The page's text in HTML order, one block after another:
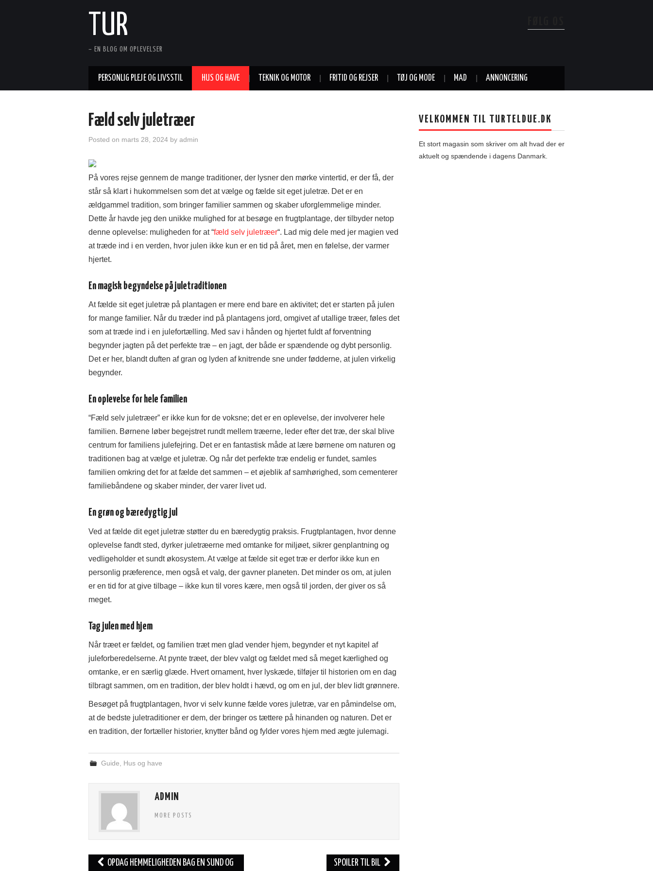
TUR
– EN BLOG OM OPLEVELSER
PERSONLIG PLEJE OG LIVSSTIL HUS OG HAVE TEKNIK OG MOTOR FRITID OG REJSER TØJ OG MODE MAD ANNONCERING
Fæld selv juletræer
Posted on marts 28, 2024 by admin
På vores rejse gennem de mange traditioner, der lysner den mørke vintertid, er der få, der
står så klart i hukommelsen som det at vælge og fælde sit eget juletræ. Det er en
ældgammel tradition, som bringer familier sammen og skaber uforglemmelige minder.
Dette år havde jeg den unikke mulighed for at besøge en frugtplantage, der tilbyder netop
denne oplevelse: muligheden for at “fæld selv juletræer“. Lad mig dele med jer magien ved
at træde ind i en verden, hvor julen ikke kun er en tid på året, men en følelse, der varmer
hjertet.
En magisk begyndelse på juletraditionen
At fælde sit eget juletræ på plantagen er mere end bare en aktivitet; det er starten på julen
for mange familier. Når du træder ind på plantagens jord, omgivet af utallige træer, føles det
som at træde ind i en julefortælling. Med sav i hånden og hjertet fuldt af forventning
begynder jagten på det perfekte træ – en jagt, der både er spændende og dybt personlig.
Det er her, blandt duften af gran og lyden af knitrende sne under fødderne, at julen virkelig
begynder.
En oplevelse for hele familien
“Fæld selv juletræer” er ikke kun for de voksne; det er en oplevelse, der involverer hele
familien. Børnene løber begejstret rundt mellem træerne, leder efter det træ, der skal blive
centrum for familiens julefejring. Det er en fantastisk måde at lære børnene om naturen og
traditionen bag at vælge et juletræ. Og når det perfekte træ endelig er fundet, samles
familien omkring det for at fælde det sammen – et øjeblik af samhørighed, som cementerer
familiebåndene og skaber minder, der varer livet ud.
En grøn og bæredygtig jul
Ved at fælde dit eget juletræ støtter du en bæredygtig praksis. Frugtplantagen, hvor denne
oplevelse fandt sted, dyrker juletræerne med omtanke for miljøet, sikrer genplantning og
vedligeholder et sundt økosystem. At vælge at fælde sit eget træ er derfor ikke kun en
personlig præference, men også et valg, der gavner planeten. Det minder os om, at julen
er en tid for at give tilbage – ikke kun til vores kære, men også til jorden, der giver os så
meget.
Tag julen med hjem
Når træet er fældet, og familien træt men glad vender hjem, begynder et nyt kapitel af
juleforberedelserne. At pynte træet, der blev valgt og fældet med så meget kærlighed og
omtanke, er en særlig glæde. Hvert ornament, hver lyskæde, tilføjer til historien om en dag
tilbragt sammen, om en tradition, der blev holdt i hævd, og om en jul, der blev lidt grønnere.
Besøget på frugtplantagen, hvor vi selv kunne fælde vores juletræ, var en påmindelse om,
at de bedste juletraditioner er dem, der bringer os tættere på hinanden og naturen. Det er
en tradition, der fortæller historier, knytter bånd og fylder vores hjem med ægte julemagi.
Guide Hus og have
ADMIN
MORE POSTS
Post OPDAG HEMMELIGHEDEN BAG EN SUND OG
SPOILER TIL BIL
VELKOMMEN TIL TURTELDUE.DK
Et stort magasin som skriver om alt hvad der er
aktuelt og spændende i dagens Danmark.